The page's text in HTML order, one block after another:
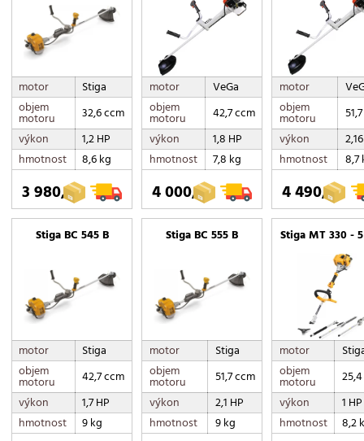
motor
Stiga
objem
motoru
32,6 ccm
výkon
1,2 HP
hmotnost
8,6 kg
3 980,-
motor
VeGa
objem
motoru
42,7 ccm
výkon
1,8 HP
hmotnost
7,8 kg
4 000,-
motor
objem
motoru
výkon
hmotnost
8,7
4 490,-
Stiga BC 545 B
motor
Stiga
objem
motoru
42,7 ccm
výkon
1,7 HP
hmotnost
9 kg
Stiga BC 555 B
motor
Stiga
objem
motoru
51,7 ccm
výkon
2,1 HP
hmotnost
9 kg
Stiga MT 330 -
motor
objem
motoru
výkon
1 HP
hmotnost
8,2